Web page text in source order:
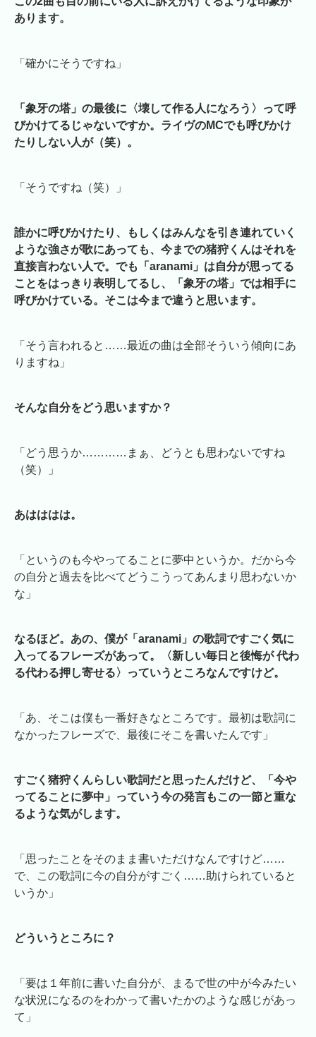
あります。
「確かにそうですね」
「象牙の塔」の最後に〈壊して作る人になろう〉って呼
びかけてるじゃないですか。ライヴのMCでも呼びかけ
たりしない人が（笑）。
「そうですね（笑）」
誰かに呼びかけたり、もしくはみんなを引き連れていく
ような強さが歌にあっても、今までの猪狩くんはそれを
直接言わない人で。でも「aranami」は自分が思ってる
ことをはっきり表明してるし、「象牙の塔」では相手に
呼びかけている。そこは今まで違うと思います。
「そう言われると……最近の曲は全部そういう傾向にあ
りますね」
そんな自分をどう思いますか？
「どう思うか…………まぁ、どうとも思わないですね
（笑）」
あはははは。
「というのも今やってることに夢中というか。だから今
の自分と過去を比べてどうこうってあんまり思わないか
な」
なるほど。あの、僕が「aranami」の歌詞ですごく気に
入ってるフレーズがあって。〈新しい毎日と後悔が 代わ
る代わる押し寄せる〉っていうところなんですけど。
「あ、そこは僕も一番好きなところです。最初は歌詞に
なかったフレーズで、最後にそこを書いたんです」
すごく猪狩くんらしい歌詞だと思ったんだけど、「今や
ってることに夢中」っていう今の発言もこの一節と重な
るような気がします。
「思ったことをそのまま書いただけなんですけど……
で、この歌詞に今の自分がすごく……助けられていると
いうか」
どういうところに？
「要は１年前に書いた自分が、まるで世の中が今みたい
な状況になるのをわかって書いたかのような感じがあっ
て」